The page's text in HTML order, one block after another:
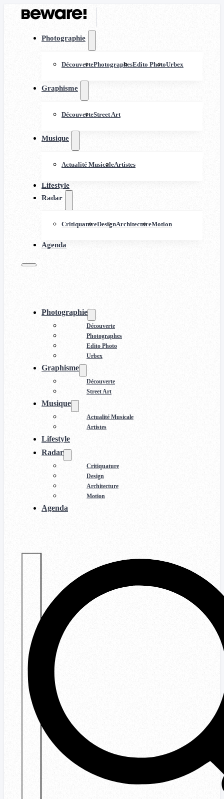
Photographie
DécouvertePhotographesEdito PhotoUrbex
Graphisme
DécouverteStreet Art
Musique
Actualité MusicaleArtistes
Lifestyle
Radar
CritiquatureDesignArchitectureMotion
Agenda
Photographie
Découverte
Photographes
Edito Photo
Urbex
Graphisme
Découverte
Street Art
Musique
Actualité Musicale
Artistes
Lifestyle
Radar
Critiquature
Design
Architecture
Motion
Agenda